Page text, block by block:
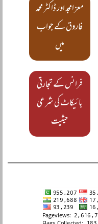
معز امجد اور ڈاکٹر محمد
فاروق کے جواب
میں
فرانس کے تجارتی
بائیکاٹ کی شرعی
حیثیت